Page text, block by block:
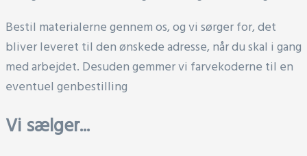
Bestil materialerne gennem os, og vi sørger for, det
bliver leveret til den ønskede adresse, når du skal i gang
med arbejdet. Desuden gemmer vi farvekoderne til en
eventuel genbestilling
Vi sælger...